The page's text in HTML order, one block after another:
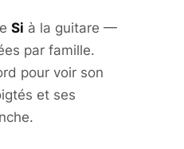
Si à la guitare —
par famille.
pour voir son
et ses